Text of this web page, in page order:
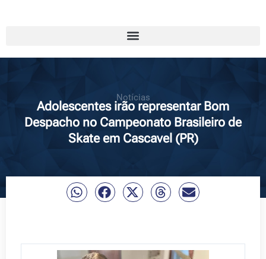
Notícias
Adolescentes irão representar Bom
Despacho no Campeonato Brasileiro de
Skate em Cascavel (PR)